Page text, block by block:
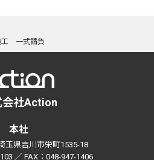
一式請負
会社Action
本社
玉県吉川市栄町1535-18
／ FAX：048-947-1406